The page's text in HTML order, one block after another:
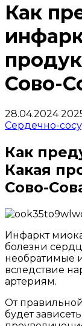
Как
Сово-
28.04.2024
Сердечно-
Как
Какая
Сово-
Как
инфаркт?
Какая
Инфаркт
болезни
необратимые
вследствие
артериям.
От
будет